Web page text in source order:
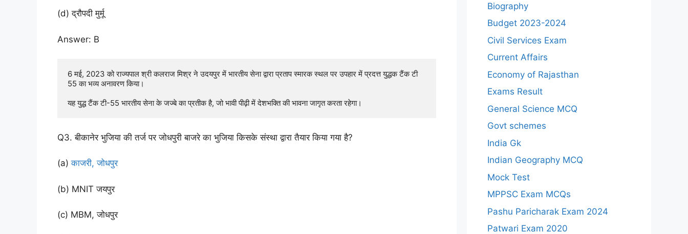
(d) द्रौपदी मुर्मू
Answer: B
6 मई, 2023 को राज्यपाल श्री कलराज मिश्र ने उदयपुर में भारतीय सेना द्वारा प्रताप स्मारक स्थल पर उपहार में प्रदत्त युद्धक टैंक टी
55 का भव्य अनावरण किया।
यह युद्ध टैंक टी-55 भारतीय सेना के जज्बे का प्रतीक है, जो भावी पीढ़ी में देशभक्ति की भावना जागृत करता रहेगा।
Q3. बीकानेर भुजिया की तर्ज पर जोधपुरी बाजरे का भुजिया किसके संस्था द्वारा तैयार किया गया है?
(a)काजरी, जोधपुर
(b) MNIT जयपुर
(c) MBM, जोधपुर
Biography
Budget 2023-2024
Civil Services Exam
Current Affairs
Economy of Rajasthan
Exams Result
General Science MCQ
Govt schemes
India Gk
Indian Geography MCQ
Mock Test
MPPSC Exam MCQs
Pashu Paricharak Exam 2024
Patwari Exam 2020